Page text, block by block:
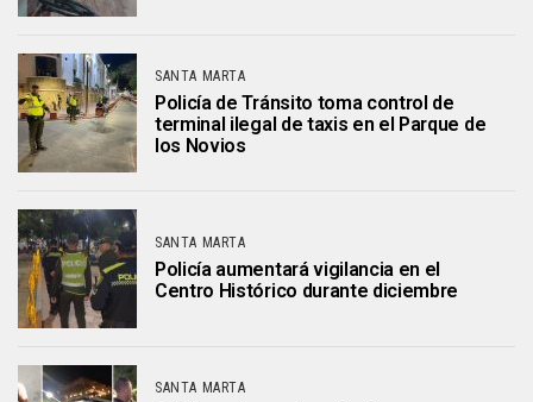
SANTA MARTA
Policía de Tránsito toma control de
terminal ilegal de taxis en el Parque de
los Novios
SANTA MARTA
Policía aumentará vigilancia en el
Centro Histórico durante diciembre
SANTA MARTA